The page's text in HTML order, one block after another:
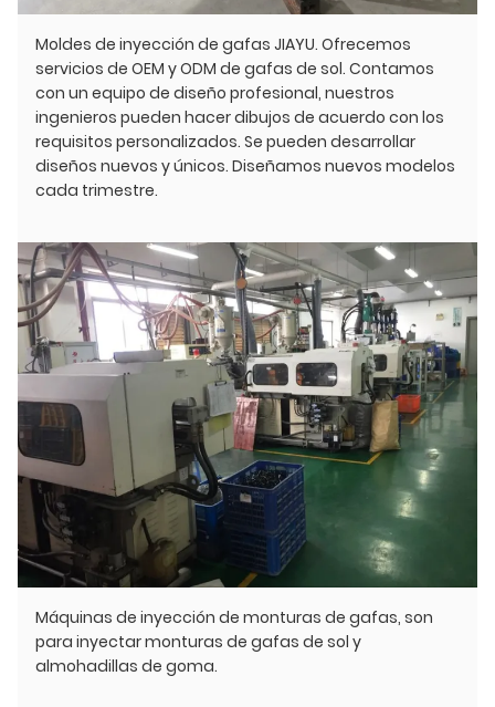
Moldes de inyección de gafas JIAYU. Ofrecemos
servicios de OEM y ODM de gafas de sol. Contamos
con un equipo de diseño profesional, nuestros
ingenieros pueden hacer dibujos de acuerdo con los
requisitos personalizados. Se pueden desarrollar
diseños nuevos y únicos. Diseñamos nuevos modelos
cada trimestre.
Máquinas de inyección de monturas de gafas, son
para inyectar monturas de gafas de sol y
almohadillas de goma.